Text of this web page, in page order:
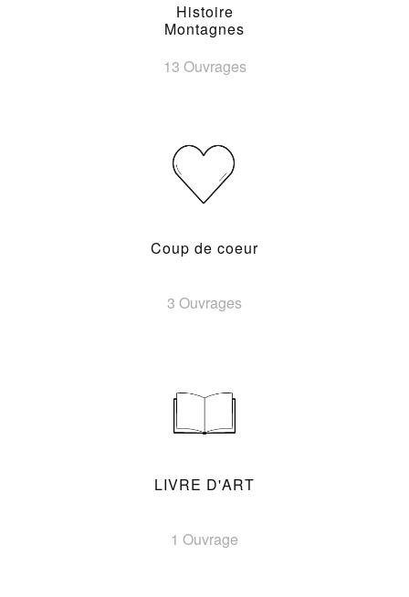
Histoire
Montagnes
13 Ouvrages
Coup de coeur
3 Ouvrages
LIVRE D'ART
1 Ouvrage